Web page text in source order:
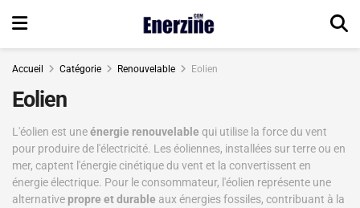
Accueil Catégorie Renouvelable Eolien
Eolien
L'éolien est uneénergie renouvelable qui utilise la force du vent
pour produire de l'électricité. Les éoliennes, installées sur terre ou en
mer, captent l'énergie cinétique du vent et la convertissent en
énergie électrique. Pour le consommateur, l'éolien représente une
alternative propre et durable aux énergies fossiles, contribuant à la